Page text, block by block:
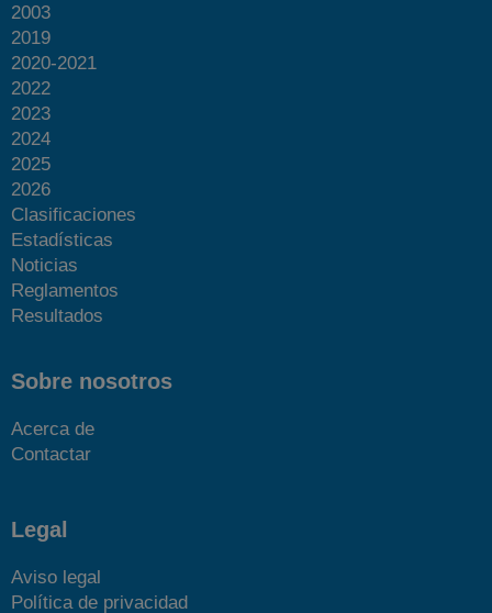
2003
2019
2020-2021
2022
2023
2024
2025
2026
Clasificaciones
Estadísticas
Noticias
Reglamentos
Resultados
Sobre nosotros
Acerca de
Contactar
Legal
Aviso legal
Política de privacidad